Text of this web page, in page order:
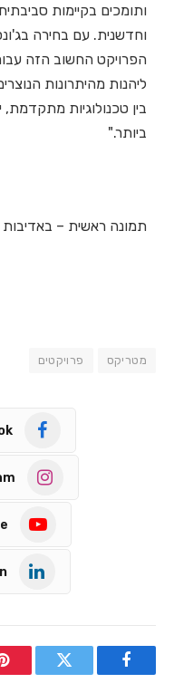
ותומכים בקיימות
וחדשנית. עם בחירה
הפרויקט החשוב הזה
ליהנות מהיתרונות
בין טכנולוגיות
ביותר."
תמונה ראשית –
מטריקס פרויקטים
Facebook
Twitter